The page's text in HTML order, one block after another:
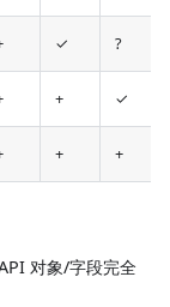
✓ ?
+ ✓
+ +
对象/字段完全